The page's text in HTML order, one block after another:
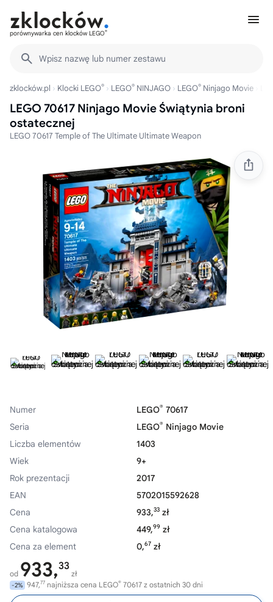
porównywarka cen klocków LEGO®
Wpisz nazwę lub numer zestawu
zklocków.pl Klocki LEGO® LEGO® NINJAGO LEGO® Ninjago Movie
LEGO 70617 Ninjago Movie Świątynia broni
ostatecznej
LEGO 70617 Temple of The Ultimate Ultimate Weapon
Numer LEGO® 70617
Seria
LEGO® Ninjago Movie
Liczba elementów
1403
Wiek
9+
Rok prezentacji
2017
EAN
5702015592628
Cena
933,33 zł
Cena katalogowa
449,99 zł
Cena za element
0,67 zł
od 933,33
zł
-2% 947,77 najniższa cena LEGO® 70617 z ostatnich 30 dni